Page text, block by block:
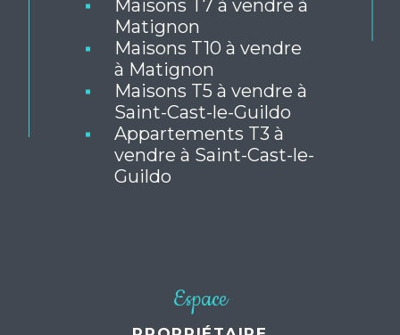
Maisons T7 à vendre à
Matignon
Maisons T10 à vendre
à Matignon
Maisons T5 à vendre à
Saint-Cast-le-Guildo
Appartements T3 à
vendre à Saint-Cast-le-
Espace